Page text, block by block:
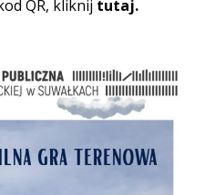
QR, kliknij tutaj.